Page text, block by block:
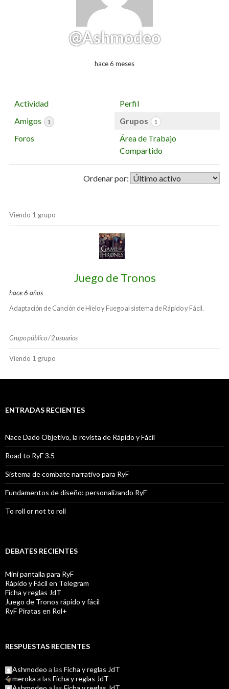
@Ashmodeo
hace 6 meses
Actividad
Perfil
Amigos
1 Grupos 1
Foros
Área de Trabajo
Compartido
Ordenar por:
Viendo 1 grupo
Juego de Tronos
hace 6 años
Adaptación de Canción de Hielo y Fuego al sistema de Rápido y Fácil.
Grupo público / 2 usuarios
Viendo 1 grupo
ENTRADAS RECIENTES
Nace Dado Objetivo, la revista de Rápido y Fácil
Road to RyF 3.5
Sistema de combate narrativo para RyF
Fundamentos de diseño: personalizando RyF
To roll or not to roll
DEBATES RECIENTES
Mini pantalla para RyF
Rápido y Fácil en Telegram
Ficha y reglas JdT
Juego de Tronos rápido y fácil
RyF Piratas en Rol+
RESPUESTAS RECIENTES
Ashmodeo a las Ficha y reglas JdT
meroka a las Ficha y reglas JdT